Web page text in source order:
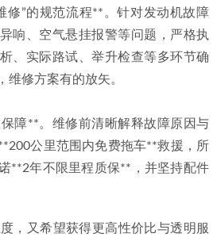
修”的规范流程**。针对发动机故障
响、空气悬挂报警等问题，严格执
、实际路试、举升检查等多环节确
维修方案有的放矢。
障**。维修前清晰解释故障原因与
公里范围内免费拖车**救援，所
**2年不限里程质保**，并坚持配件
，又希望获得更高性价比与透明服